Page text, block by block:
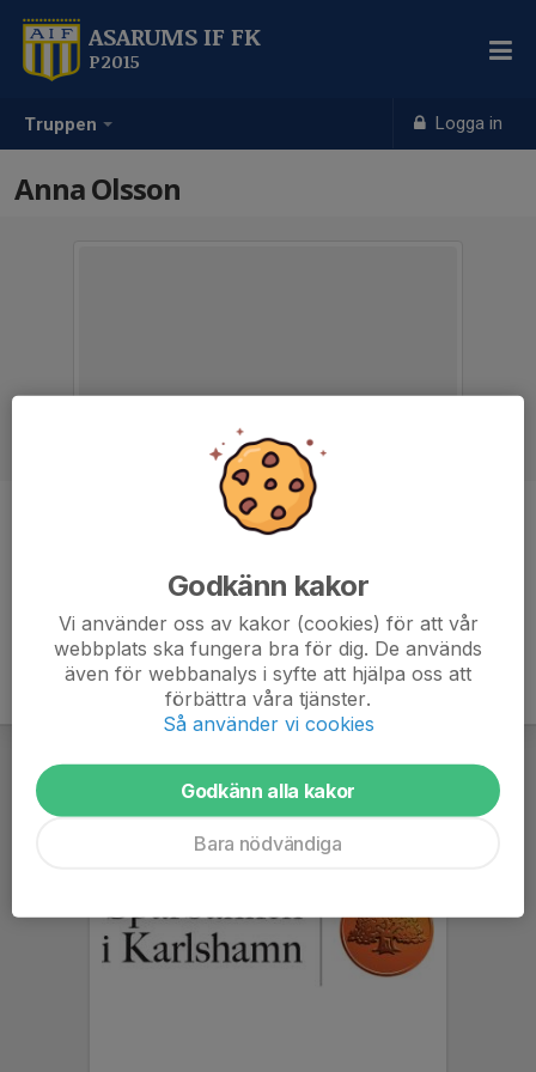
Truppen Logga in
ASARUMS IF FK
P2015
Anna Olsson
Tränare
Godkänn kakor
Vi använder oss av kakor (cookies) för att vår
webbplats ska fungera bra för dig. De används
även för webbanalys i syfte att hjälpa oss att
förbättra våra tjänster.
Så använder vi cookies
Godkänn alla kakor
Bara nödvändiga